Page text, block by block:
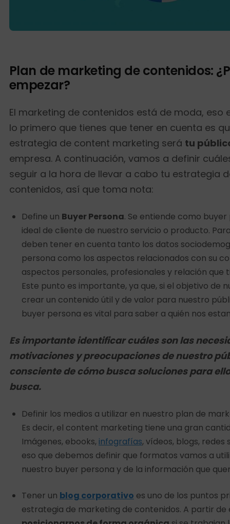
Plan de marketing de contenidos:
empezar?
El marketing de contenidos está de moda, eso
lo primero que tienes que tener en cuenta es
estrategia de content marketing será tu
empresa. A continuación, vamos a definir
seguir a la hora de llevar a cabo tu estrategia
contenidos, así que toma nota:
Define un Buyer Persona. Se entiende como
ideal de cliente de nuestro servicio o producto.
deben tener en cuenta tanto los datos
persona como los aspectos relacionados con su
aspectos personales, profesionales y relación que
Este punto es importante, ya que, si el objetivo de
crear un contenido útil y de valor para nuestro
buyer persona es vital para saber a quién nos
Es importante identificar cuáles son las
motivaciones y preocupaciones de nuestro
consciente de cómo busca soluciones para
busca.
Definir los medios a utilizar en nuestro plan de
Es decir, el content marketing tiene una gran
Imágenes, ebooks, infografías, vídeos, blogs, redes
eso que debemos definir que formatos vamos a
nuestro buyer persona y de la información que
Tener un blog corporativo es uno de los puntos
estrategia de marketing de contenidos. A partir de